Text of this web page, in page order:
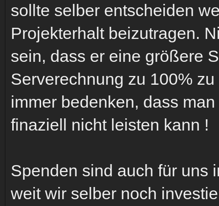
sollte selber entscheiden
Projekterhalt beizutragen.
sein, dass er eine größere
Serverechnung zu 100%
immer bedenken, dass
finaziell nicht leisten kann !
Spenden sind auch für uns
weit wir selber noch